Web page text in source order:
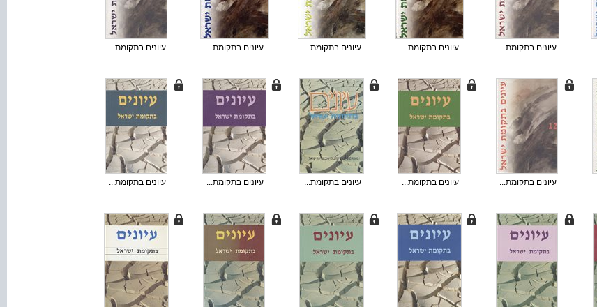
עיונים בתקומת... עיונים בתקומת... עיונים בתקומת... עיונים בתקומת... עיונים בתקומת...
עיונים בתקומת... עיונים בתקומת... עיונים בתקומת... עיונים בתקומת... עיונים בתקומת...